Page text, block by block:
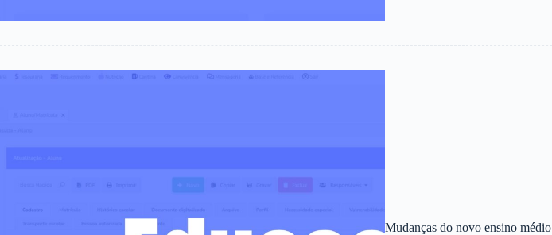
Mudanças do novo ensino médio